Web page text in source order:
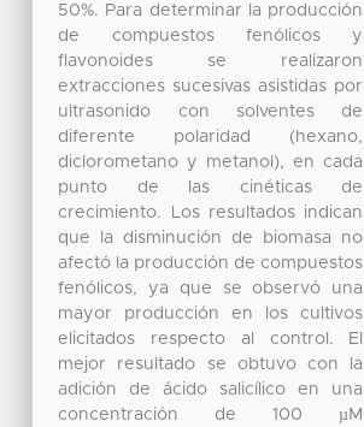
50%. Para determinar la producción
de compuestos fenólicos y
flavonoides se realizaron
extracciones sucesivas asistidas por
ultrasonido con solventes de
diferente polaridad (hexano,
diclorometano y metanol), en cada
punto de las cinéticas de
crecimiento. Los resultados indican
que la disminución de biomasa no
afectó la producción de compuestos
fenólicos, ya que se observó una
mayor producción en los cultivos
elicitados respecto al control. El
mejor resultado se obtuvo con la
adición de ácido salicílico en una
concentración de 100 µM